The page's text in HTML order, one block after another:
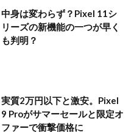
中身は変わらず？Pixel 11シ
リーズの新機能の一つが早く
も判明？
実質2万円以下と激安。Pixel
9 Proがサマーセールと限定オ
ファーで衝撃価格に